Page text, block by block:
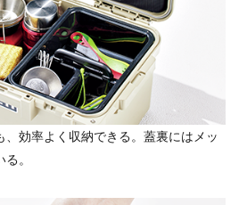
、効率よく収納できる。蓋裏にはメッ
。